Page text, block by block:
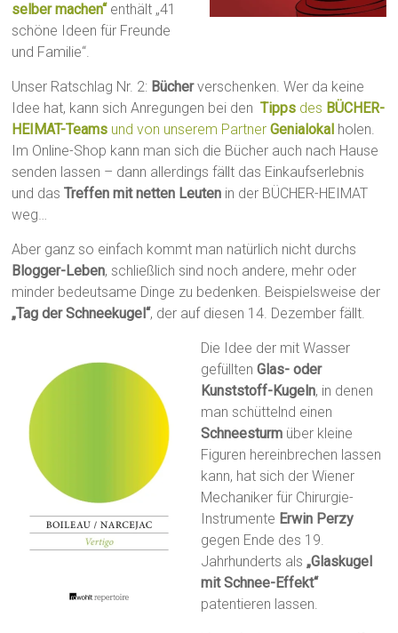
selber machen“ enthält „41
schöne Ideen für Freunde
und Familie“.
Unser Ratschlag Nr. 2: Bücherverschenken. Wer da keine
Idee hat, kann sich Anregungen bei denTipps des BÜCHER-
HEIMAT-Teams und von unserem PartnerGenialokal holen.
Im Online-Shop kann man sich die Bücher auch nach Hause
senden lassen – dann allerdings fällt das Einkaufserlebnis
und dasTreffen mit netten Leuten in der BÜCHER-HEIMAT
weg…
Aber ganz so einfach kommt man natürlich nicht durchs
Blogger-Leben, schließlich sind noch andere, mehr oder
minder bedeutsame Dinge zu bedenken. Beispielsweise der
„Tag der Schneekugel“, der auf diesen 14. Dezember fällt.
Die Idee der mit Wasser
gefülltenGlas- oder
Kunststoff-Kugeln, in denen
man schüttelnd einen
Schneesturm über kleine
Figuren hereinbrechen lassen
kann, hat sich der Wiener
Mechaniker für Chirurgie-
Instrumente Erwin Perzy
gegen Ende des 19.
Jahrhunderts als„Glaskugel
mit Schnee-Effekt“
patentieren lassen.